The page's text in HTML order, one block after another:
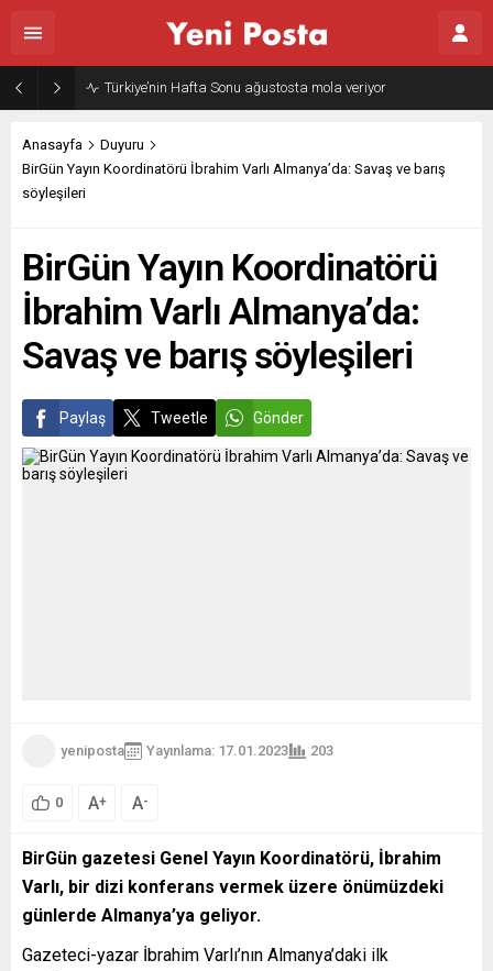
Türkiye’nin Hafta Sonu ağustosta mola veriyor
Anasayfa
Duyuru
BirGün Yayın Koordinatörü İbrahim Varlı Almanya’da: Savaş ve barış
söyleşileri
BirGün Yayın Koordinatörü
İbrahim Varlı Almanya’da:
Savaş ve barış söyleşileri
Paylaş Tweetle Gönder
yeniposta Yayınlama: 17.01.2023 203
0 A+ A-
BirGün gazetesi Genel Yayın Koordinatörü, İbrahim
Varlı, bir dizi konferans vermek üzere önümüzdeki
günlerde Almanya’ya geliyor.
Gazeteci-yazar İbrahim Varlı’nın Almanya’daki ilk